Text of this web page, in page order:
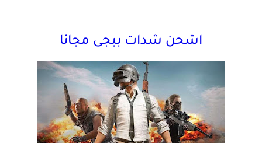
اشحن شدات ببجى مجانا